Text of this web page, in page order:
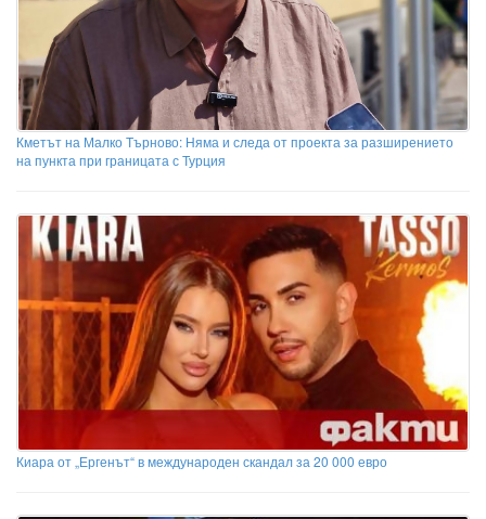
Кметът на Малко Търново: Няма и следа от проекта за разширението
на пункта при границата с Турция
Киара от „Ергенът“ в международен скандал за 20 000 евро